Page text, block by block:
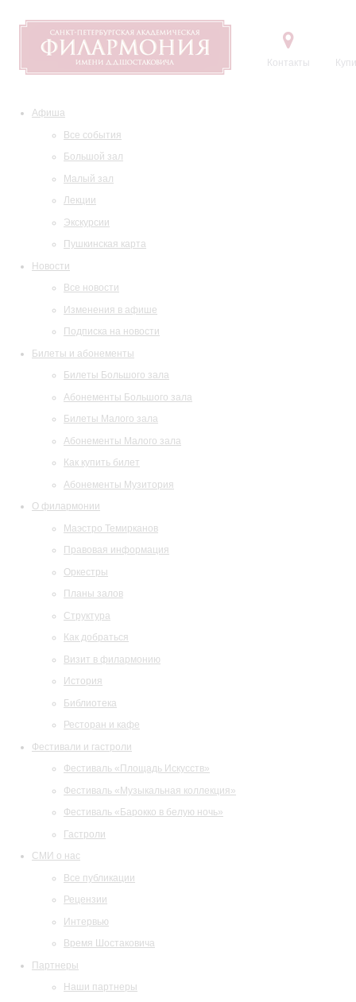
Контакты
Афиша
Все события
Большой зал
Малый зал
Лекции
Экскурсии
Пушкинская карта
Новости
Все новости
Изменения в афише
Подписка на новости
Билеты и абонементы
Билеты Большого зала
Абонементы Большого зала
Билеты Малого зала
Абонементы Малого зала
Как купить билет
Абонементы Музитория
О филармонии
Маэстро Темирканов
Правовая информация
Оркестры
Планы залов
Структура
Как добраться
Визит в филармонию
История
Библиотека
Ресторан и кафе
Фестивали и гастроли
Фестиваль «Площадь Искусств»
Фестиваль «Музыкальная коллекция»
Фестиваль «Барокко в белую ночь»
Гастроли
СМИ о нас
Все публикации
Рецензии
Интервью
Время Шостаковича
Партнеры
Наши партнеры